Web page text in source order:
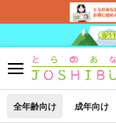
全年齢向け 成年向け